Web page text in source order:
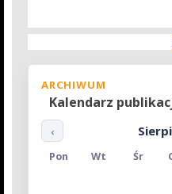
ARCHIWUM
Kalendarz
‹
Pon Wt Śr